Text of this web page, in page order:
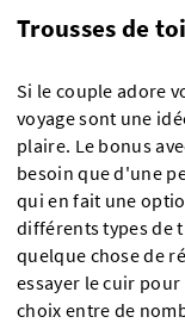
Trousses de
Si le couple adore
voyage sont une
plaire. Le bonus
besoin que d'une
qui en fait une
différents types de
quelque chose de
essayer le cuir
choix entre de